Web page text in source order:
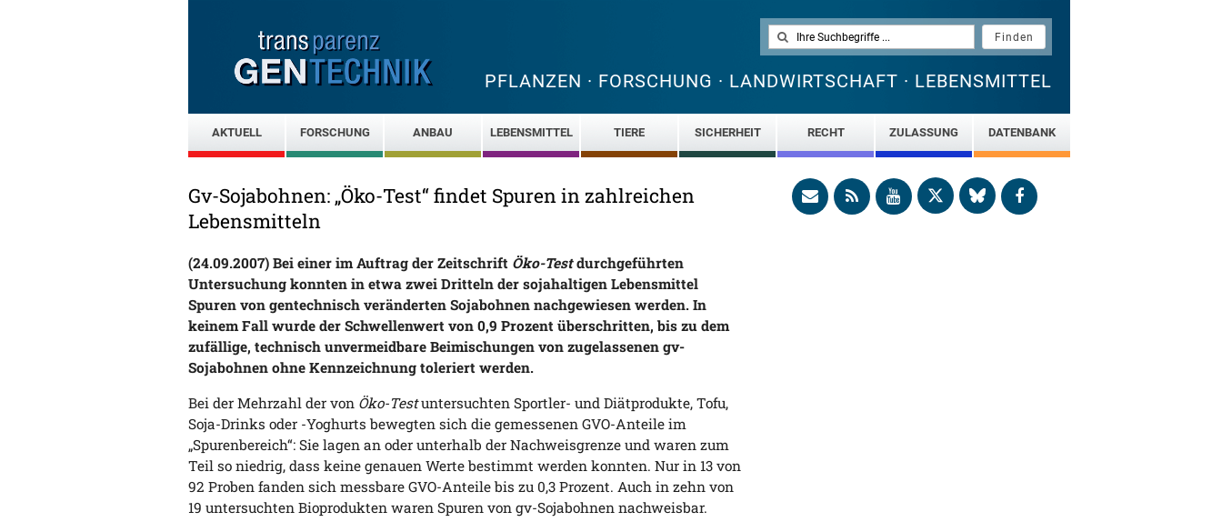
PFLANZEN · FORSCHUNG · LANDWIRTSCHAFT · LEBENSMITTEL
AKTUELL FORSCHUNG ANBAU LEBENSMITTEL TIERE SICHERHEIT RECHT ZULASSUNG DATENBANK
Gv-Sojabohnen: „Öko-Test“ findet Spuren in zahlreichen
Lebensmitteln
(24.09.2007) Bei einer im Auftrag der Zeitschrift Öko-Testdurchgeführten
Untersuchung konnten in etwa zwei Dritteln der sojahaltigen Lebensmittel
Spuren von gentechnisch veränderten Sojabohnen nachgewiesen werden. In
keinem Fall wurde der Schwellenwert von 0,9 Prozent überschritten, bis zu dem
zufällige, technisch unvermeidbare Beimischungen von zugelassenen gv-
Sojabohnen ohne Kennzeichnung toleriert werden.
Bei der Mehrzahl der von Öko-Testuntersuchten Sportler- und Diätprodukte, Tofu,
Soja-Drinks oder -Yoghurts bewegten sich die gemessenen GVO-Anteile im
„Spurenbereich“: Sie lagen an oder unterhalb der Nachweisgrenze und waren zum
Teil so niedrig, dass keine genauen Werte bestimmt werden konnten. Nur in 13 von
92 Proben fanden sich messbare GVO-Anteile bis zu 0,3 Prozent. Auch in zehn von
19 untersuchten Bioprodukten waren Spuren von gv-Sojabohnen nachweisbar.